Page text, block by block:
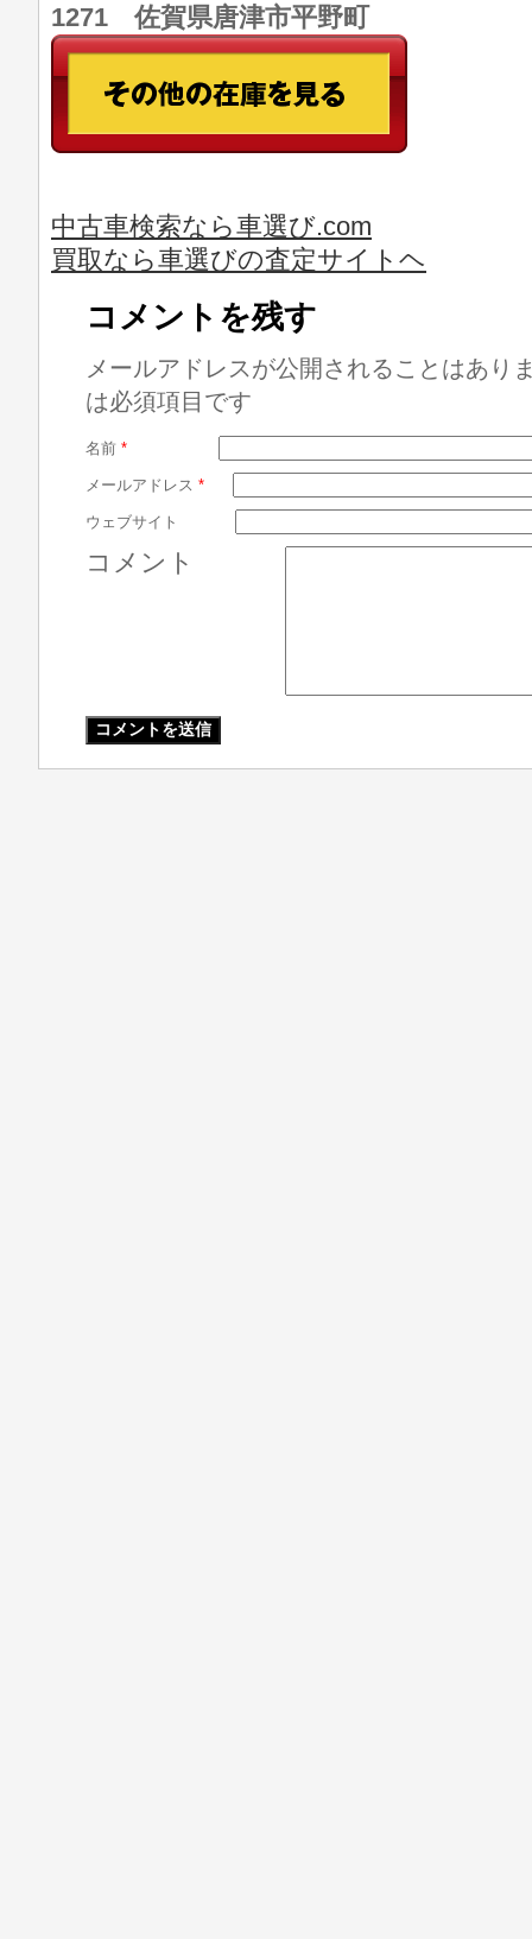
1271 佐賀県唐津市平野町
中古車検索なら車選び.com
買取なら車選びの査定サイトヘ
コメントを残す
メールアドレスが公開されることはあり
は必須項目です
名前 *
メールアドレス *
ウェブサイト
コメント